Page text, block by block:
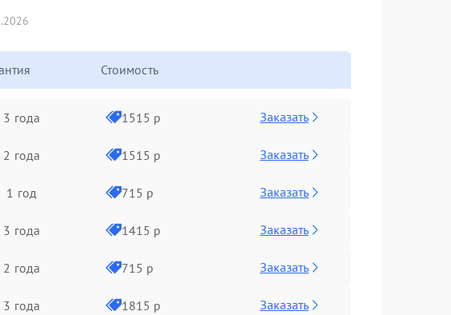
Стоимость
3 года 1515 р Заказать
2 года 1515 р Заказать
1 год 715 р Заказать
3 года 1415 р Заказать
2 года 715 р Заказать
3 года 1815 р Заказать